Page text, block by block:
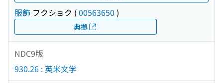
服飾 フクショク (00563650 )
典拠
NDC9版
930.26 : 英米文学